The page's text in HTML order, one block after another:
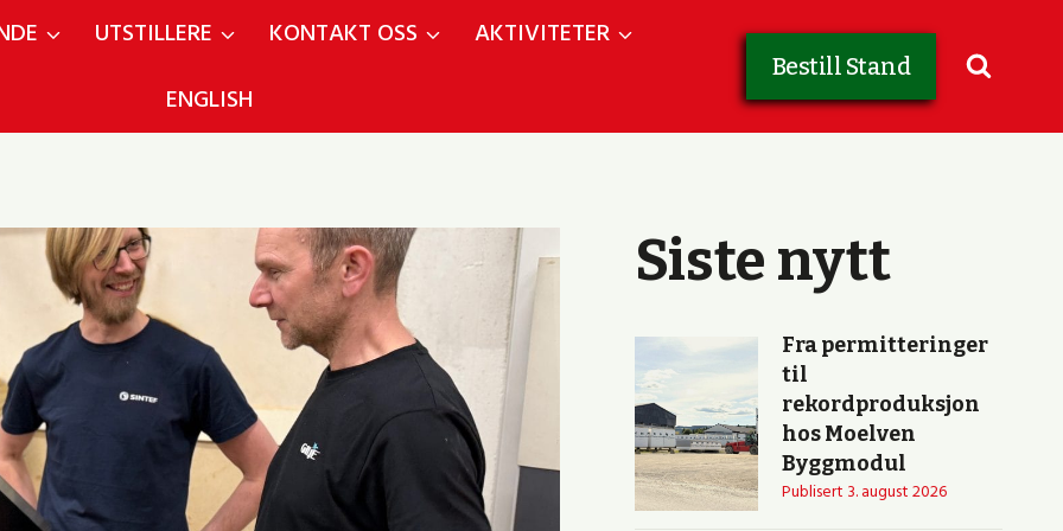
UTSTILLERE KONTAKT OSS
AKTIVITETER
ENGLISH
Bestill Stand
Siste nytt
Fra permitteringer
til
rekordproduksjon
hos Moelven
Byggmodul
Publisert 3. august 2026